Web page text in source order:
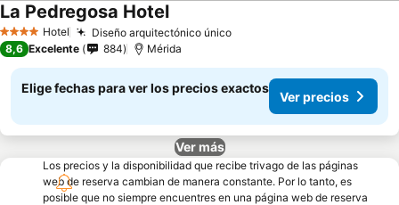
4 EstrellasHotel Diseño arquitectónico único
La Pedregosa Hotel
8,6 Excelente 884 Mérida
Elige fechas para ver los precios exactos
Ver precios
Ver más
Los precios y la disponibilidad que recibe trivago de las páginas
web de reserva cambian de manera constante. Por lo tanto, es
posible que no siempre encuentres en una página web de reserva